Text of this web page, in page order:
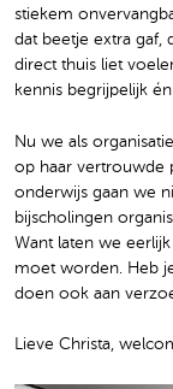
stiekem
dat beetje extra gaf,
direct thuis liet
kennis begrijpelijk
Nu we als
op haar vertrouwde
onderwijs gaan we
bijscholingen
Want laten we
moet worden. Heb
doen ook aan
Lieve Christa,